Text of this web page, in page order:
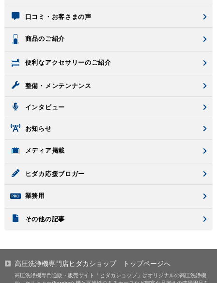
口コミ・お客さまの声
商品のご紹介
便利なアクセサリーのご紹介
整備・メンテンナンス
インタビュー
お知らせ
メディア掲載
ヒダカ応援ブロガー
業務用
その他の記事
高圧洗浄機専門店ヒダカショップ トップページへ
高圧洗浄機専門通販・販売サイト「ヒダカショップ」はオリジナルの高圧洗浄機